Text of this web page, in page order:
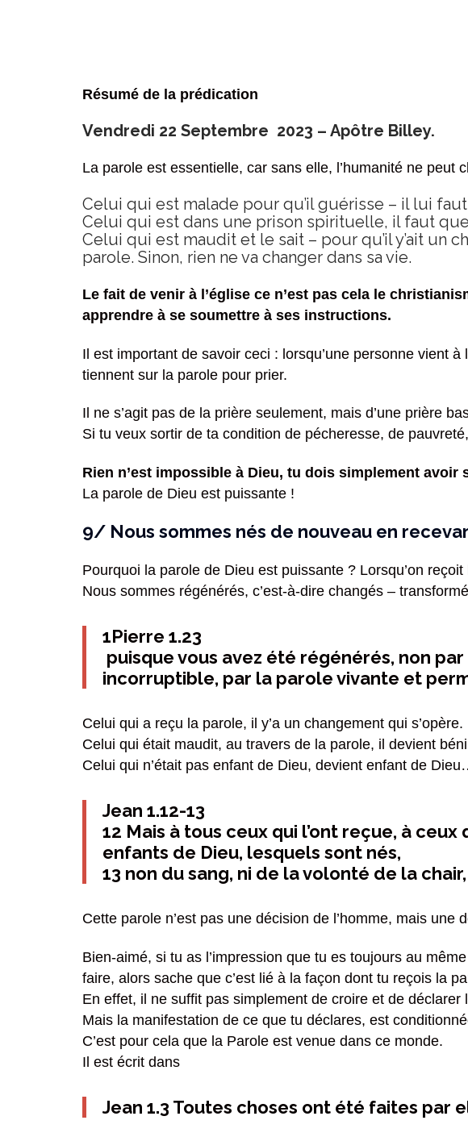
Résumé de la prédication
Vendredi 22 Septembre 2023 – Apôtre Billey.
La parole est essentielle, car sans elle, l’humanité ne peut
Celui qui est malade pour qu’il guérisse – il lui
Celui qui est dans une prison spirituelle, il faut
Celui qui est maudit et le sait – pour qu’il y’ait un
parole. Sinon, rien ne va changer dans sa vie.
Le fait de venir à l’église ce n’est pas cela le
apprendre à se soumettre à ses instructions.
Il est important de savoir ceci : lorsqu’une personne vient
tiennent sur la parole pour prier.
Il ne s’agit pas de la prière seulement, mais d’une prière
Si tu veux sortir de ta condition de pécheresse, de
Rien n’est impossible à Dieu, tu dois simplement
La parole de Dieu est puissante !
9/ Nous sommes nés de nouveau en
Pourquoi la parole de Dieu est puissante ? Lorsqu’on
Nous sommes régénérés, c’est-à-dire changés –
1Pierre 1.23
puisque vous avez été régénérés, non
incorruptible, par la parole vivante et
Celui qui a reçu la parole, il y’a un changement qui s’opère.
Celui qui était maudit, au travers de la parole, il devient
Celui qui n’était pas enfant de Dieu, devient enfant de
Jean 1.12-13
12 Mais à tous ceux qui l’ont reçue, à
enfants de Dieu, lesquels sont nés,
13 non du sang, ni de la volonté de la
Cette parole n’est pas une décision de l’homme, mais une
Bien-aimé, si tu as l’impression que tu es toujours au
faire, alors sache que c’est lié à la façon dont tu reçois la
En effet, il ne suffit pas simplement de croire et de déclarer
Mais la manifestation de ce que tu déclares, est
C’est pour cela que la Parole est venue dans ce monde.
Il est écrit dans
Jean 1.3 Toutes choses ont été faites par